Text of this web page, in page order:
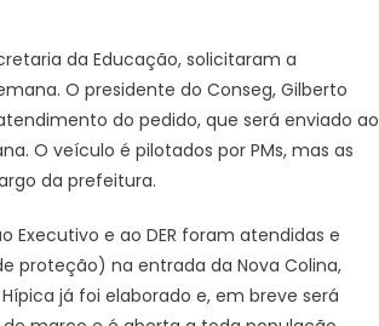
da Educação, solicitaram a
O presidente do Conseg, Gilberto
do pedido, que será enviado ao
O veículo é pilotados por PMs, mas as
da prefeitura.
Executivo e ao DER foram atendidas e
proteção) na entrada da Nova Colina,
já foi elaborado e, em breve será